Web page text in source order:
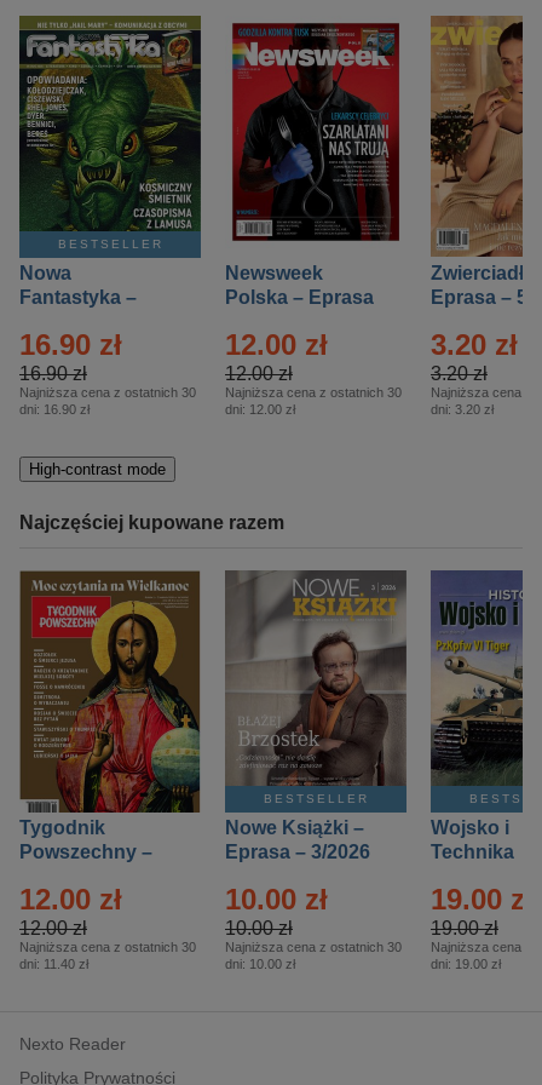
BESTSELLER
Nowa
Fantastyka –
16.90 zł
16.90 zł
Najniższa cena z ostatnich 30
dni: 16.90 zł
Newsweek
Polska – Eprasa
12.00 zł
12.00 zł
Najniższa cena z ostatnich 30
dni: 12.00 zł
Zwierciadło
Eprasa – 5/
3.20 zł
3.20 zł
Najniższa cena z
dni: 3.20 zł
High-contrast mode
Najczęściej kupowane razem
Tygodnik
Powszechny –
12.00 zł
12.00 zł
Najniższa cena z ostatnich 30
dni: 11.40 zł
BESTSELLER
Nowe Książki –
Eprasa – 3/2026
10.00 zł
10.00 zł
Najniższa cena z ostatnich 30
dni: 10.00 zł
Wojsko i
Technika
– 2/2026
19.00 zł
19.00 zł
Najniższa cena z
dni: 19.00 zł
Nexto Reader
Polityka Prywatności